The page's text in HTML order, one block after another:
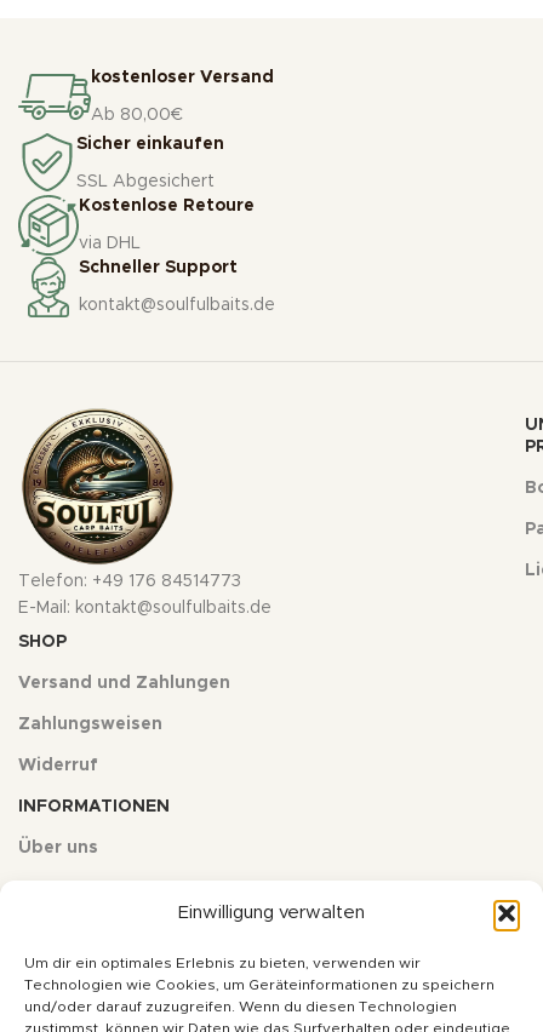
Einwilligung verwalten
Um dir ein optimales Erlebnis zu bieten, verwenden wir
Technologien wie Cookies, um Geräteinformationen zu speichern
und/oder darauf zuzugreifen. Wenn du diesen Technologien
zustimmst, können wir Daten wie das Surfverhalten oder eindeutige
kostenloser Versand
Ab 80,00€
Sicher einkaufen
SSL Abgesichert
Kostenlose Retoure
via DHL
Schneller Support
kontakt@soulfulbaits.de
Telefon: +49 176 84514773
E-Mail: kontakt@soulfulbaits.de
SHOP
Versand und Zahlungen
Zahlungsweisen
Widerruf
INFORMATIONEN
Über uns
Datenschutz
AGB